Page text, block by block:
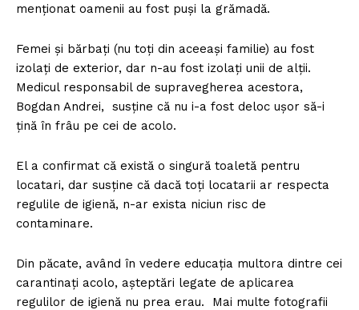
menționat oamenii au fost puși la grămadă.
Femei și bărbați (nu toți din aceeași familie) au fost
izolați de exterior, dar n-au fost izolați unii de alții.
Medicul responsabil de supravegherea acestora,
Bogdan Andrei, susține că nu i-a fost deloc ușor să-i
țină în frâu pe cei de acolo.
El a confirmat că există o singură toaletă pentru
locatari, dar susține că dacă toți locatarii ar respecta
regulile de igienă, n-ar exista niciun risc de
contaminare.
Din păcate, având în vedere educația multora dintre cei
carantinați acolo, așteptări legate de aplicarea
regulilor de igienă nu prea erau. Mai multe fotografii